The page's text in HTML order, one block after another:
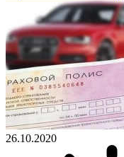
26.10.2020